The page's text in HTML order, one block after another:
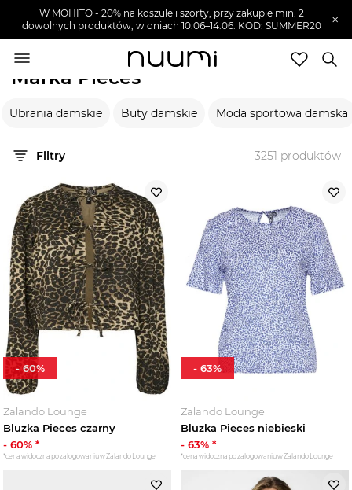
FINAL SALE Answear! ×
Wyprzedaże
Marka Pieces
Ubrania damskie Buty damskie Moda sportowa damska
Filtry 3251 produktów
Zalando Lounge
Bluzka Pieces czarny
- 60% *
*cena widoczna po zalogowaniu w Zalando Lounge
- 60%
Zalando Lounge
Bluzka Pieces niebieski
- 63% *
*cena widoczna po zalogowaniu w Zalando Lounge
- 63%